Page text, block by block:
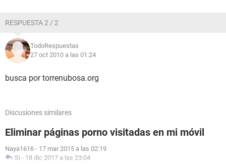
RESPUESTA 2 / 2
TodoRespuestas
27 oct 2010 a las 01:24
busca por torrenubosa.org
Discusiones similares
Eliminar páginas porno visitadas en mi móvil
Naya1616 - 17 mar 2015 a las 02:19
Si - 18 dic 2017 a las 23:04